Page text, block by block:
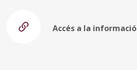
Accés a la informació